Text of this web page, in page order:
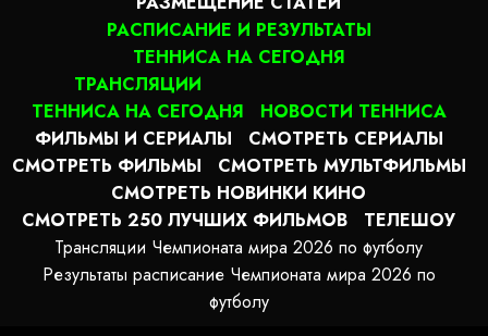
РАСПИСАНИЕ И РЕЗУЛЬТАТЫ
ТЕННИСА НА СЕГОДНЯ
ТРАНСЛЯЦИИ
ТЕННИСА НА СЕГОДНЯ
НОВОСТИ ТЕННИСА
ФИЛЬМЫ И СЕРИАЛЫ
СМОТРЕТЬ СЕРИАЛЫ
СМОТРЕТЬ ФИЛЬМЫ
СМОТРЕТЬ МУЛЬТФИЛЬМЫ
СМОТРЕТЬ НОВИНКИ КИНО
СМОТРЕТЬ 250 ЛУЧШИХ ФИЛЬМОВ
ТЕЛЕШОУ
Трансляции Чемпионата мира 2026 по футболу
Результаты расписание Чемпионата мира 2026 по
футболу